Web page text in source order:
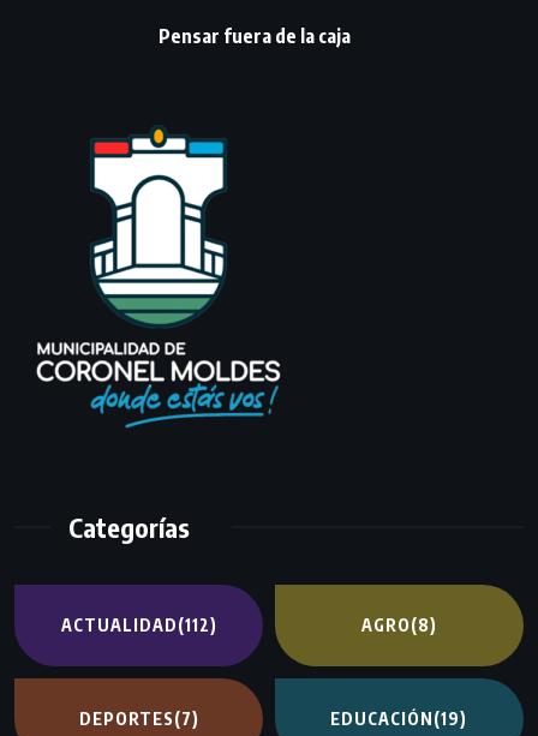
Pensar fuera de la caja
Categorías
ACTUALIDAD(112) AGRO(8)
DEPORTES(7) EDUCACIÓN(19)